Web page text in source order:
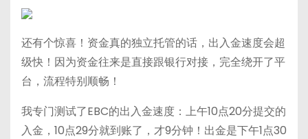
还有个惊喜！资金真的独立托管的话，出入金速度会超
级快！因为资金往来是直接跟银行对接，完全绕开了平
台，流程特别顺畅！
我专门测试了EBC的出入金速度：上午10点20分提交的
入金，10点29分就到账了，才9分钟！出金是下午1点30